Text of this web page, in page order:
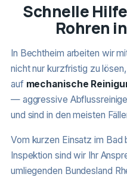
Schnelle
Rohren
In Bechtheim arbeiten wir
nicht nur kurzfristig zu
auf mechanische
— aggressive
und sind in den meisten
Vom kurzen Einsatz im Bad
Inspektion sind wir Ihr
umliegenden Bundesland